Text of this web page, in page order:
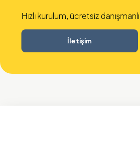
Hızlı kurulum, ücretsiz
İletişim